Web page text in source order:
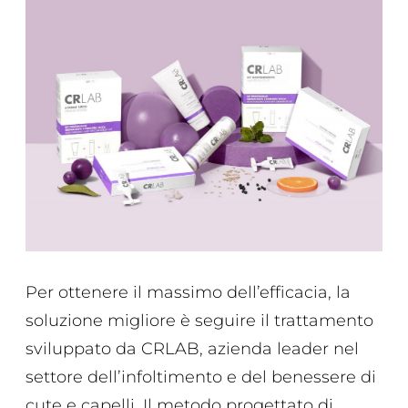
Per ottenere il massimo dell’efficacia, la
soluzione migliore è seguire il trattamento
sviluppato da CRLAB, azienda leader nel
settore dell’infoltimento e del benessere di